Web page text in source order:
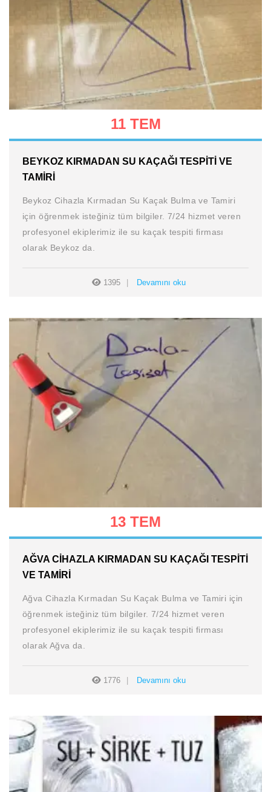
11 TEM
BEYKOZ KIRMADAN SU KAÇAĞI TESPITI VE
TAMIRI
Beykoz Cihazla Kırmadan Su Kaçak Bulma ve Tamiri
için öğrenmek isteğiniz tüm bilgiler. 7/24 hizmet veren
profesyonel ekiplerimiz ile su kaçak tespiti firması
olarak Beykoz da.
1395 Devamını oku
13 TEM
AĞVA CIHAZLA KIRMADAN SU KAÇAĞI TESPITI
VE TAMIRI
Ağva Cihazla Kırmadan Su Kaçak Bulma ve Tamiri için
öğrenmek isteğiniz tüm bilgiler. 7/24 hizmet veren
profesyonel ekiplerimiz ile su kaçak tespiti firması
olarak Ağva da.
1776 Devamını oku